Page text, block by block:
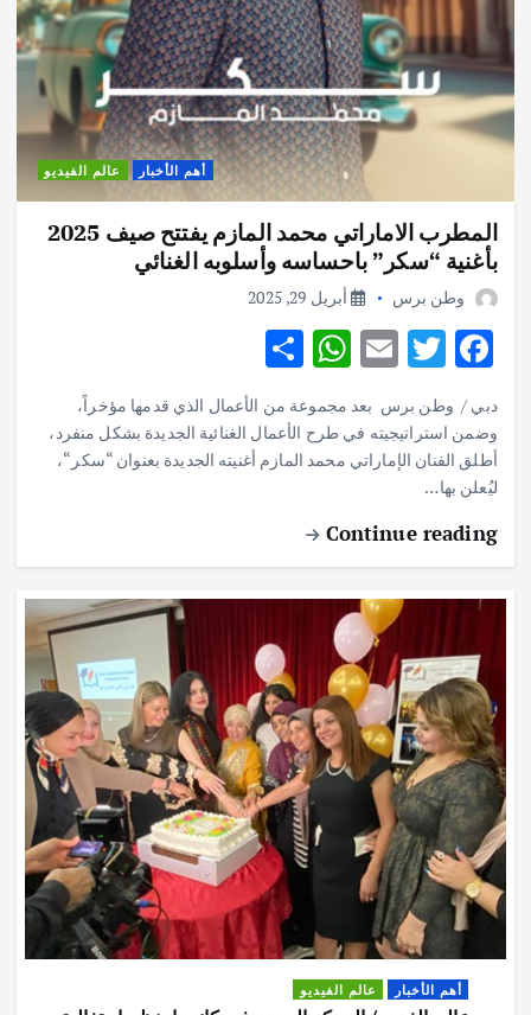
أهم الأخبار عالم الفيديو
المطرب الاماراتي محمد المازم يفتتح صيف 2025
بأغنية “سكر” باحساسه وأسلوبه الغنائي
وطن برس أبريل 29, 2025
F
ac
e
b
o
o
k
T
w
it
te
r
E
m
ai
l
W
h
at
s
A
p
S
ar
e
دبي / وطن برس بعد مجموعة من الأعمال الذي قدمها مؤخراً،
وضمن استراتيجيته في طرح الأعمال الغنائية الجديدة بشكل منفرد،
أطلق الفنان الإماراتي محمد المازم أغنيته الجديدة بعنوان “سكر“،
ليُعلن بها…
Continue reading
أهم الأخبار عالم الفيديو
عالم الفديو / المركز العربي في كانبيرا ينظم احتفالية
بعيد المراة العالمي